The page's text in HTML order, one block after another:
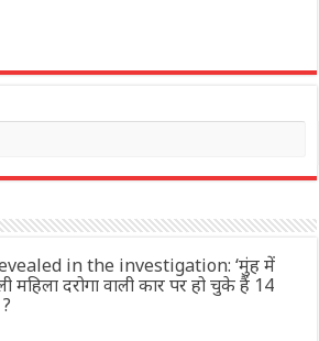
in the investigation: ‘मुंह में
महिला दरोगा वाली कार पर हो चुके हैं 14